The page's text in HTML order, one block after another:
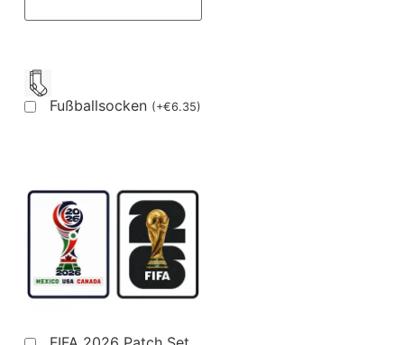
Fußballsocken (+€6.35)